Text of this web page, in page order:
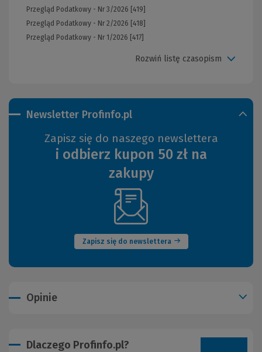
Newsletter Profinfo.pl
Zapisz się do naszego newslettera
i odbierz kupon 50 zł na
zakupy
Zapisz się do newslettera
(Nowe
okno)
Przegląd Podatkowy - Nr 3/2026 [419]
Przegląd Podatkowy - Nr 2/2026 [418]
Przegląd Podatkowy - Nr 1/2026 [417]
Rozwiń listę czasopism
Opinie
Dlaczego Profinfo.pl?